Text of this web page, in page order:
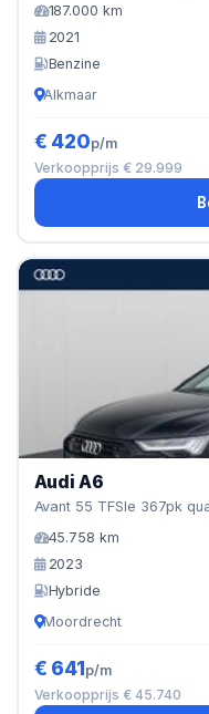
187.000 km
2021
Benzine
Alkmaar
€ 420p/m
Verkoopprijs € 29.999
Audi A6
Avant 55 TFSIe 367pk
45.758 km
2023
Hybride
Moordrecht
€ 641p/m
Verkoopprijs € 45.740